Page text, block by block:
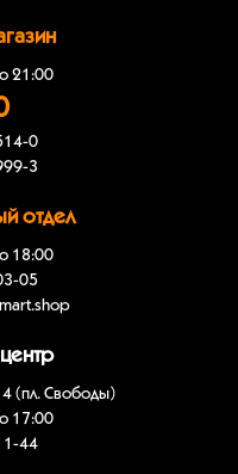
21:00
0
3
отдел
18:00
05
(пл. Свободы)
17:00
44